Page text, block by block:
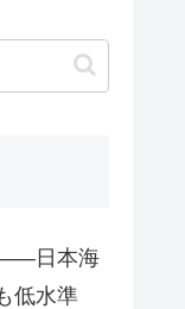
――日本海
低水準